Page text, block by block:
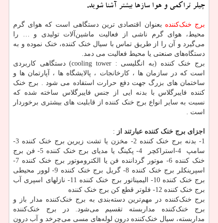
چیلر تراكمی و هوا سازها بیشتر آشنا شوید.
برج خنک‌کننده بعنوان اقتصادی ترین دستگاهی است که هوای گرم
محیط، هوای گرم ناشی از فعالیت ماشین‌آلات تولیدی و … را
می‌گیرد و آن را از طریق تماس با سیال خنک کننده، خنک نموده و به
دستگاه‌های صنعتی یا محیط فعالیت می دمد.
برج خنک کننده (به انگلیسی : cooling tower) دستگاهی کاربردی
است که در سازمان ها ، کارخانجات ، پالایشگاه ها ، آپارتمان ها و
ساختمان های بزرگ جهت دفع حرارت استفاده می شود . برج خنک
کننده فایبرگلاس با بدنه ایی از جنس فایبرگلاس ساخته شده که
نسبت به سایر انواع برج خنک کننده از قابلیت های بیشتری برخوردار
است .
اجزای برج خنک کننده عبارتند از :
1- بدنه برج خنک کننده 2- مخزن یا تشت زیرین برج خنک کننده 3-
سامپ 4-استراکچر 4- پکینگ یا مدیای برج خنک کننده 5- فن برج
خنک کننده 6- موتور گرداننده فن یا الکتروموتور برج خنک کننده 7-
اسپرینکلر برج خنک کننده 8- گریل برج خنک کننده 9- لوور محیطی
برج خنک کننده 10- الیمیناتور برج خنک کننده 11- نازلهای اسپری آب
برج خنک کننده 12- فلوتر قطع کن برج خنک کننده
برج خنک‌کننده در مهم‌ترین دسته‌بندی به برج خنک‌کننده مدار باز و
برج خنک‌کننده مداربسته تقسیم می‌شود. در برج خنک‌کننده
مداربسته، سیال خنک‌کننده درون لوله‌های مسی می‌چرخد و آب درون